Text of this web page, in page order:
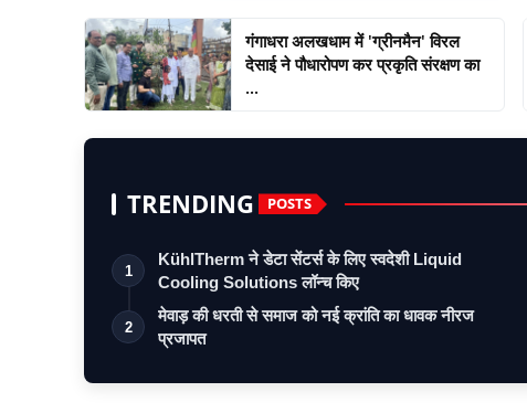
गंगाधरा अलखधाम में 'ग्रीनमैन' विरल
देसाई ने पौधारोपण कर प्रकृति संरक्षण का
...
TRENDING POSTS
1
KühlTherm ने डेटा सेंटर्स के लिए स्वदेशी Liquid
Cooling Solutions लॉन्च किए
2
मेवाड़ की धरती से समाज को नई क्रांति का धावक नीरज
प्रजापत